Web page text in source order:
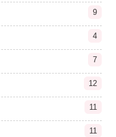
9
4
7
12
11
11